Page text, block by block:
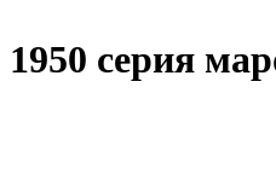
1950 серия